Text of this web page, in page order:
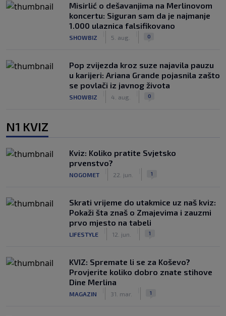
Misirlić o dešavanjima na Merlinovom
koncertu: Siguran sam da je najmanje
1.000 ulaznica falsifikovano
SHOWBIZ 5. aug. 0
Pop zvijezda kroz suze najavila pauzu
u karijeri: Ariana Grande pojasnila zašto
se povlači iz javnog života
SHOWBIZ 4. aug. 0
N1 KVIZ
Kviz: Koliko pratite Svjetsko
prvenstvo?
NOGOMET 22. jun. 1
Skrati vrijeme do utakmice uz naš kviz:
Pokaži šta znaš o Zmajevima i zauzmi
prvo mjesto na tabeli
LIFESTYLE 12. jun. 1
KVIZ: Spremate li se za Koševo?
Provjerite koliko dobro znate stihove
Dine Merlina
MAGAZIN 31. mar. 1